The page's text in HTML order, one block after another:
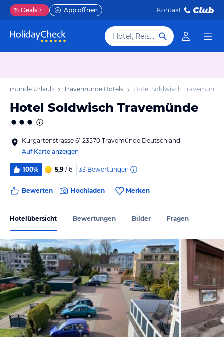
% Deals App öffnen Kontakt
Hotel, Reiseziel
Urlaub Travemünde Hotels Hotel Soldwisch Travemünde
Hotel Soldwisch Travemünde
Kurgartenstrasse 61 23570 Travemünde Deutschland
Auf Karte anzeigen
100% 5,9 / 6 33 Bewertungen
Bewerten Hochladen Merken
Hotelübersicht Bewertungen Bilder Fragen
vom